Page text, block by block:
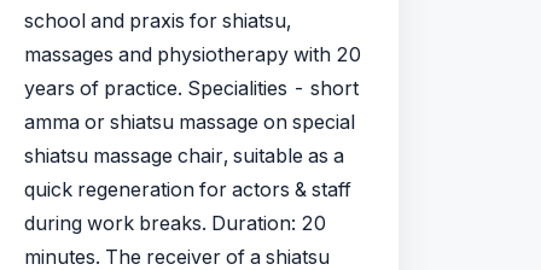
school and praxis for shiatsu,
massages and physiotherapy with 20
years of practice. Specialities - short
amma or shiatsu massage on special
shiatsu massage chair, suitable as a
quick regeneration for actors & staff
during work breaks. Duration: 20
minutes. The receiver of a shiatsu